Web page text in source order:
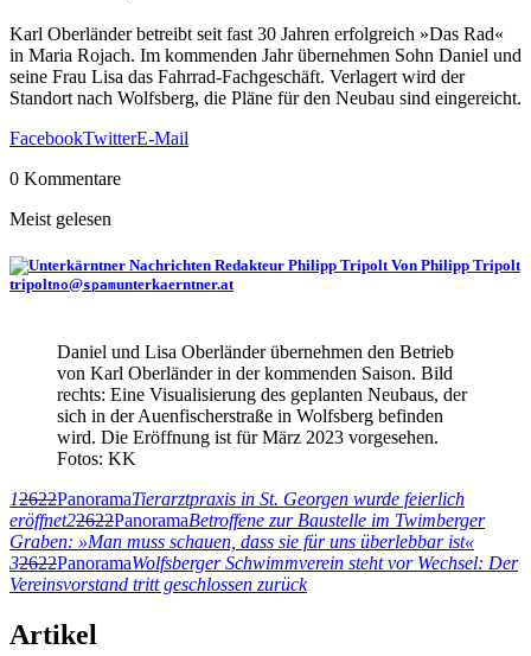
Karl Oberländer betreibt seit fast 30 Jahren erfolgreich »Das Rad«
in Maria Rojach. Im kommenden Jahr übernehmen Sohn Daniel und
seine Frau Lisa das Fahrrad-Fachgeschäft. Verlagert wird der
Standort nach Wolfsberg, die Pläne für den Neubau sind eingereicht.
FacebookTwitterE-Mail
0 Kommentare
Meist gelesen
Von Philipp Tripolt
tripoltno@spamunterkaerntner.at
Daniel und Lisa Oberländer übernehmen den Betrieb
von Karl Oberländer in der kommenden Saison. Bild
rechts: Eine Visualisierung des geplanten Neubaus, der
sich in der Auenfischerstraße in Wolfsberg befinden
wird. Die Eröffnung ist für März 2023 vorgesehen.
Fotos: KK
12622PanoramaTierarztpraxis in St. Georgen wurde feierlich
eröffnet22622PanoramaBetroffene zur Baustelle im Twimberger
Graben: »Man muss schauen, dass sie für uns überlebbar ist«
32622PanoramaWolfsberger Schwimmverein steht vor Wechsel: Der
Vereinsvorstand tritt geschlossen zurück
Artikel